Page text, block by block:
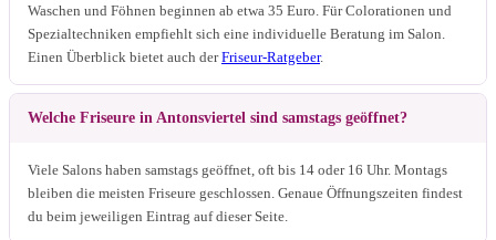
Waschen und Föhnen beginnen ab etwa 35 Euro. Für Colorationen und
Spezialtechniken empfiehlt sich eine individuelle Beratung im Salon.
Einen Überblick bietet auch derFriseur-Ratgeber.
Welche Friseure in Antonsviertel sind samstags geöffnet?
Viele Salons haben samstags geöffnet, oft bis 14 oder 16 Uhr. Montags
bleiben die meisten Friseure geschlossen. Genaue Öffnungszeiten findest
du beim jeweiligen Eintrag auf dieser Seite.